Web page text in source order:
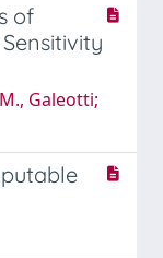
of
Galeotti;